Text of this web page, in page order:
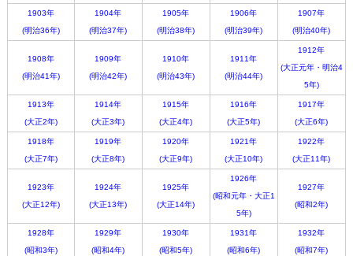
1903年
(明治36年)
1904年
(明治37年)
1905年
(明治38年)
1906年
(明治39年)
1907年
(明治40年)
1908年
(明治41年)
1909年
(明治42年)
1910年
(明治43年)
1911年
(明治44年)
1912年
(大正元年・明治4
5年)
1913年
(大正2年)
1914年
(大正3年)
1915年
(大正4年)
1916年
(大正5年)
1917年
(大正6年)
1918年
(大正7年)
1919年
(大正8年)
1920年
(大正9年)
1921年
(大正10年)
1922年
(大正11年)
1923年
(大正12年)
1924年
(大正13年)
1925年
(大正14年)
1926年
(昭和元年・大正1
5年)
1927年
(昭和2年)
1928年
(昭和3年)
1929年
(昭和4年)
1930年
(昭和5年)
1931年
(昭和6年)
1932年
(昭和7年)